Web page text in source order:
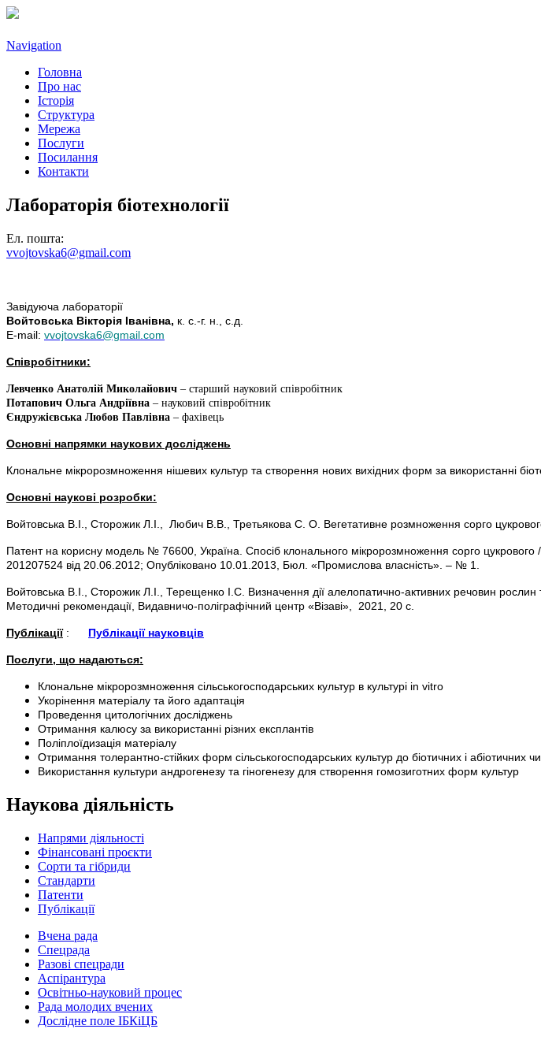
Navigation
Головна
Про нас
Історія
Структура
Мережа
Послуги
Посилання
Контакти
Лабораторія біотехнології
Ел. пошта:
vvojtovska6@gmail.com
Завідуюча лабораторії
Войтовська Вікторія Іванівна, к. с.-г. н., с.д.
E-mail: vvojtovska6@gmail.com
Співробітники:
Левченко Анатолій Миколайович – старший науковий співробітник
Потапович Ольга Андріївна – науковий співробітник
Єндружієвська Любов Павлівна – фахівець
Основні напрямки наукових досліджень
Клональне мікророзмноження нішевих культур та створення нових вихідних форм за використанні
Основні наукові розробки:
Войтовська В.І., Сторожик Л.І., Любич В.В., Третьякова С. О. Вегетативне розмноження сорго
Патент на корисну модель № 76600, Україна. Спосіб клонального мікророзмноження сорго
201207524 від 20.06.2012; Опубліковано 10.01.2013, Бюл. «Промислова власність». – № 1.
Войтовська В.І., Сторожик Л.І., Терещенко І.С. Визначення дії алелопатично-активних речовин рослин
Методичні рекомендації, Видавничо-поліграфічний центр «Візаві», 2021, 20 с.
Публікації: Публікації науковців
Послуги, що надаються:
Клональне мікророзмноження сільськогосподарських культур в культурі in vitro
Укорінення матеріалу та його адаптація
Проведення цитологічних досліджень
Отримання калюсу за використанні різних експлантів
Поліплоїдизація матеріалу
Отримання толерантно-стійких форм сільськогосподарських культур до біотичних і абіотичних
Використання культури андрогенезу та гіногенезу для створення гомозиготних форм культур
Наукова діяльність
Напрями діяльності
Фінансовані проєкти
Сорти та гібриди
Стандарти
Патенти
Публікації
Вчена рада
Спецрада
Разові спецради
Аспірантура
Освітньо-науковий процес
Рада молодих вчених
Дослідне поле ІБКіЦБ